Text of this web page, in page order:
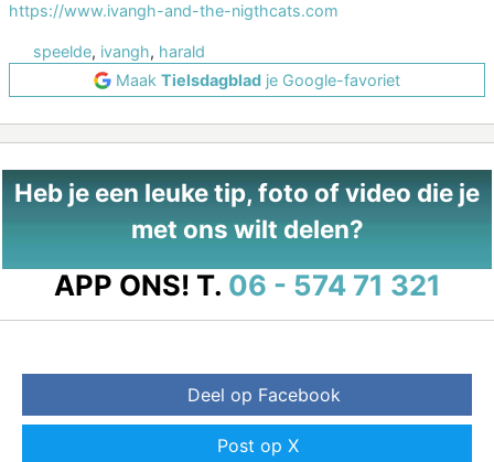
https://www.ivangh-and-the-nigthcats.com
speelde, ivangh, harald
Maak Tielsdagblad je Google-favoriet
Heb je een leuke tip, foto of video die je
met ons wilt delen?
APP ONS! T. 06 - 574 71 321
Deel op Facebook
Post op X